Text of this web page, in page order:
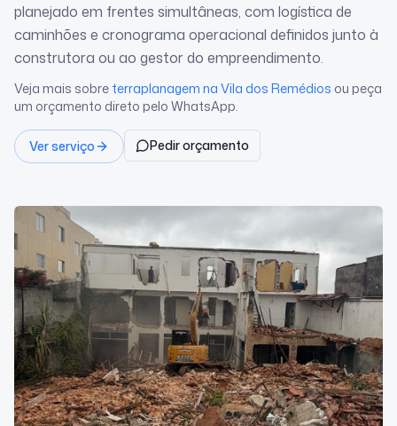
planejado em frentes simultâneas, com logística de
caminhões e cronograma operacional definidos junto à
construtora ou ao gestor do empreendimento.
Veja mais sobre terraplanagem na Vila dos Remédios ou peça
um orçamento direto pelo WhatsApp.
Ver serviço Pedir orçamento